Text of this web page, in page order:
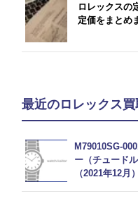
ロレックスの
定価をまとめ
最近のロレックス
M79010SG-
ー（チュード
（2021年12月）